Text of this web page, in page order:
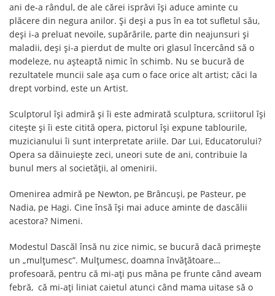
ani de-a rândul, de ale cărei isprăvi își aduce aminte cu
plăcere din negura anilor. Și deși a pus în ea tot sufletul său,
deși i-a preluat nevoile, supărările, parte din neajunsuri și
maladii, deși și-a pierdut de multe ori glasul încercând să o
modeleze, nu așteaptă nimic în schimb. Nu se bucură de
rezultatele muncii sale așa cum o face orice alt artist; căci la
drept vorbind, este un Artist.
Sculptorul își admiră și îi este admirată sculptura, scriitorul își
citește și îi este citită opera, pictorul își expune tablourile,
muzicianului îi sunt interpretate ariile. Dar Lui, Educatorului?
Opera sa dăinuiește zeci, uneori sute de ani, contribuie la
bunul mers al societății, al omenirii.
Omenirea admiră pe Newton, pe Brâncuși, pe Pasteur, pe
Nadia, pe Hagi. Cine însă își mai aduce aminte de dascălii
acestora? Nimeni.
Modestul Dascăl însă nu zice nimic, se bucură dacă primește
un „mulțumesc”. Mulțumesc, doamna învățătoare…
profesoară, pentru că mi-ați pus mâna pe frunte când aveam
febră, că mi-ați liniat caietul atunci când mama uitase să o